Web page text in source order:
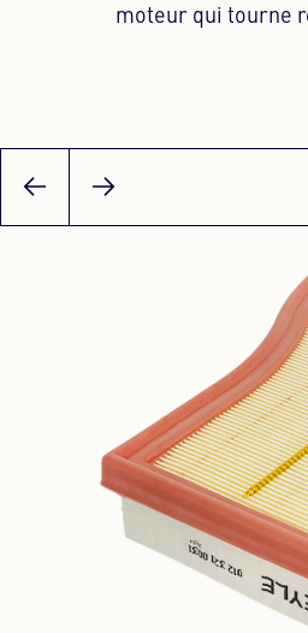
moteur qui tourne